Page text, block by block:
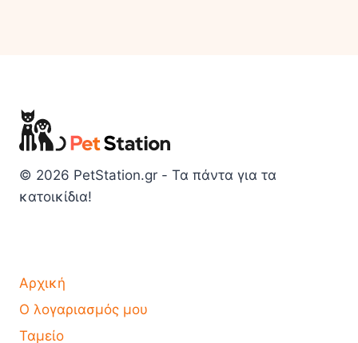
© 2026 PetStation.gr - Τα πάντα για τα
κατοικίδια!
Αρχική
Ο λογαριασμός μου
Ταμείο